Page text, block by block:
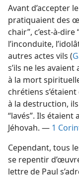
Avant d’accepter
pratiquaient des
chair”, c’est-à-
l’inconduite,
autres actes vils (
s’ils ne les
à la mort
chrétiens
à la destruction,
“lavés”. Ils
Jéhovah. — 1
Cependant, tous
se repentir
lettre de Paul